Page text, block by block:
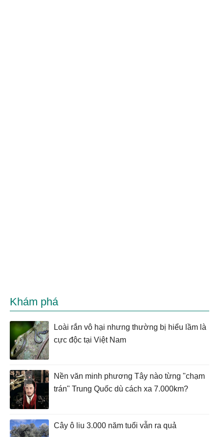
Khám phá
Loài rắn vô hại nhưng thường bị hiểu lầm là
cực độc tại Việt Nam
Nền văn minh phương Tây nào từng "chạm
trán" Trung Quốc dù cách xa 7.000km?
Cây ô liu 3.000 năm tuổi vẫn ra quả